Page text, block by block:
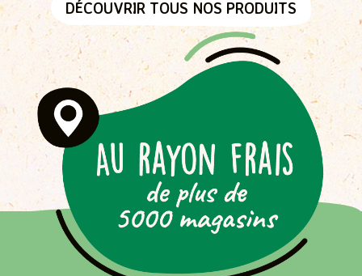
DÉCOUVRIR TOUS NOS PRODUITS
Passer
interactive